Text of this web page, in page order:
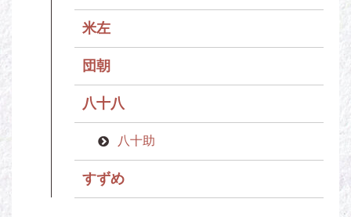
米左
団朝
八十八
八十助
すずめ